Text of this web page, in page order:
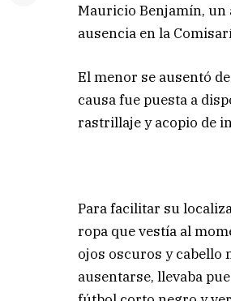
Mauricio Benjamín, un
ausencia en la
El menor se ausentó
causa fue puesta a
rastrillaje y acopio de
Para facilitar su
ropa que vestía al
ojos oscuros y cabello
ausentarse, llevaba